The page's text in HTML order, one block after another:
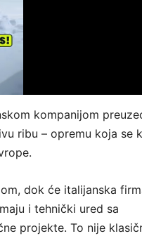
kompanijom
ribu – opremu koja se
dok će italijanska
i tehnički ured sa
projekte. To nije